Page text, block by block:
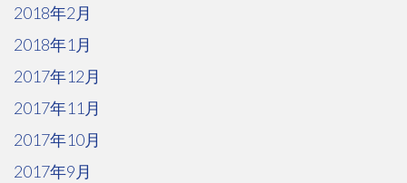
2018年2月
2018年1月
2017年12月
2017年11月
2017年10月
2017年9月